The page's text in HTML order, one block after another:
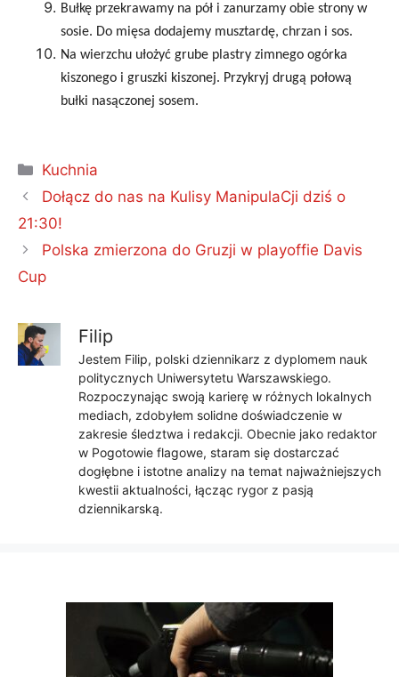
Bułkę przekrawamy na pół i zanurzamy obie strony w
sosie. Do mięsa dodajemy musztardę, chrzan i sos.
Na wierzchu ułożyć grube plastry zimnego ogórka
kiszonego i gruszki kiszonej. Przykryj drugą połową
bułki nasączonej sosem.
Kategorie
Kuchnia
Dołącz do nas na Kulisy ManipulaCji dziś o
21:30!
Polska zmierzona do Gruzji w playoffie Davis
Cup
Filip
Jestem Filip, polski dziennikarz z dyplomem nauk
politycznych Uniwersytetu Warszawskiego.
Rozpoczynając swoją karierę w różnych lokalnych
mediach, zdobyłem solidne doświadczenie w
zakresie śledztwa i redakcji. Obecnie jako redaktor
w Pogotowie flagowe, staram się dostarczać
dogłębne i istotne analizy na temat najważniejszych
kwestii aktualności, łącząc rygor z pasją
dziennikarską.